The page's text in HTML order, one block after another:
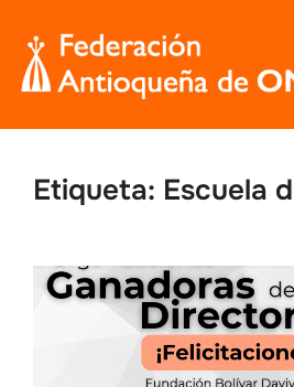
contenido
Etiqueta: Escuela